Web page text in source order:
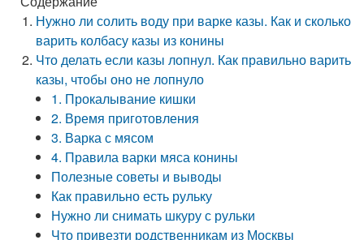
Нужно ли солить воду при варке казы. Как и сколько
варить колбасу казы из конины
Что делать если казы лопнул. Как правильно варить
казы, чтобы оно не лопнуло
1. Прокалывание кишки
2. Время приготовления
3. Варка с мясом
4. Правила варки мяса конины
Полезные советы и выводы
Как правильно есть рульку
Нужно ли снимать шкуру с рульки
Что привезти родственникам из Москвы